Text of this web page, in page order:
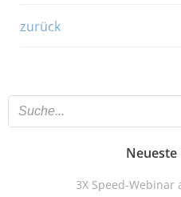
zurück
3X Speed-Webinar